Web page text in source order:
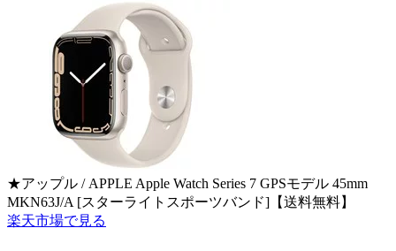
★アップル / APPLE Apple Watch Series 7 GPSモデル 45mm
MKN63J/A [スターライトスポーツバンド]【送料無料】
楽天市場で見る